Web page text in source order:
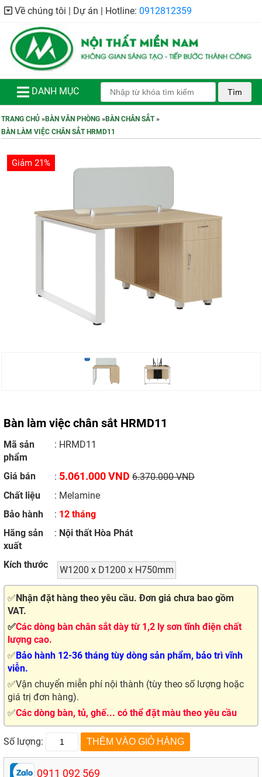
Về chúng tôi | Dự án | Hotline: 0912812359
DANH MỤC Tìm
TRANG CHỦ »BÀN VĂN PHÒNG »BÀN CHÂN SẮT»
BÀN LÀM VIỆC CHÂN SẮT HRMD11
Bàn làm việc chân sắt HRMD11
Mã sản
phẩm
: HRMD11
Giá bán : 5.061.000 VND6.370.000 VND
Giảm 21%
Chất liệu
: Melamine
Bảo hành
: 12 tháng
Hãng sản
xuất
: Nội thất Hòa Phát
Kích thước W1200 x D1200 x H750mm
✅Nhận đặt hàng theo yêu cầu. Đơn giá chưa bao gồm
VAT.
✅Các dòng bàn chân sắt dày từ 1,2 ly sơn tĩnh điện chất
lượng cao.
✅Bảo hành 12-36 tháng tùy dòng sản phẩm, bảo trì vĩnh
viễn.
✅Vận chuyển miễn phí nội thành (tùy theo số lượng hoặc
giá trị đơn hàng).
✅Các dòng bàn, tủ, ghế... có thể đặt màu theo yêu cầu
Số lượng:
0911 092 569